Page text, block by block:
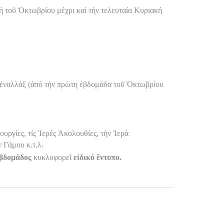
Ὀκτωβρίου μέχρι καί τήν τελευταία Κυριακή
ἐναλλάξ (ἀπό τήν πρώτη ἐβδομάδα τοῦ Ὀκτωβρίου
τίς Ἱερές Ἀκολουθίες, τήν Ἱερά
Γάμου κ.τ.λ.
κυκλοφορεῖεἰδικό ἔντυπο.